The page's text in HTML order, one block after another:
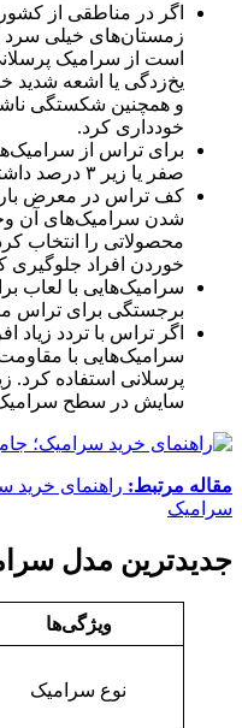
اگر در مناطقی از
زمستان‌های خیلی سرد
است از سرامیک
یخ‌زدگی یا اشعه شدید
و همچنین شکستگی
خودداری کرد.
برای تراس از
صفر یا زیر ۳ درصد داشته باشد تا به سازه آسیبی وارد نشود.
کف تراس در معرض
شدن سرامیک‌های آن
محصولاتی را انتخاب
خوردن افراد جلوگیری
سرامیک‌هایی با لعاب
برجستگی برای تراس
اگر تراس با تردد زیاد
سرامیک‌هایی با
پرسلانی استفاده کرد.
سایش در سطح
مقاله مرتبط: راهنمای خرید
سرامیک
جدیدترین مدل
ویژگی‌ها
نوع سرامیک